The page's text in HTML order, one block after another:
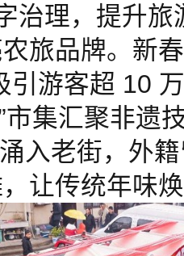
治理，提升
旅品牌。新
引游客超 10
”市集汇聚非
入老街，外
让传统年味